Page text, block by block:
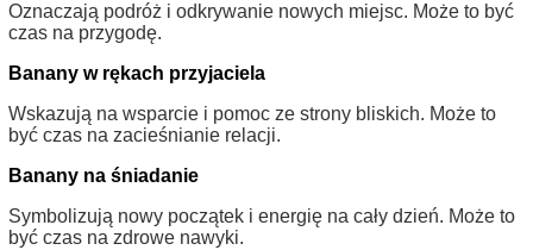
Oznaczają podróż i odkrywanie nowych miejsc. Może to być
czas na przygodę.
Banany w rękach przyjaciela
Wskazują na wsparcie i pomoc ze strony bliskich. Może to
być czas na zacieśnianie relacji.
Banany na śniadanie
Symbolizują nowy początek i energię na cały dzień. Może to
być czas na zdrowe nawyki.